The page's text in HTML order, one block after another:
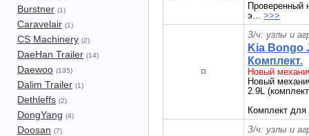
Burstner (1)
Caravelair (1)
CS Machinery (2)
DaeHan Trailer (14)
Daewoo (135)
Dalim Trailer (1)
Dethleffs (2)
DongYang (4)
Doosan (7)
Проверенный
э... >>>
З/ч: узлы и
Kia Bongo
Комплект.
Новый
Новый
2.9L
Комплект
З/ч: узлы и